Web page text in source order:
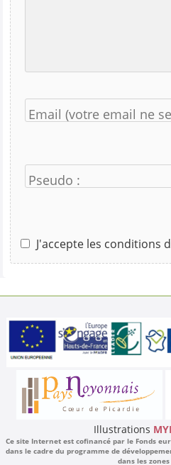
Email (votre email ne
Pseudo :
J'accepte les conditions
Illustrations
Ce site Internet est cofinancé par le Fonds
dans le cadre du programme de
dans les